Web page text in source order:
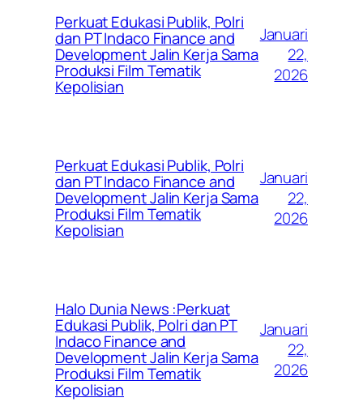
Perkuat Edukasi Publik, Polri
dan PT Indaco Finance and
Development Jalin Kerja Sama
Produksi Film Tematik
Kepolisian
Januari
22,
2026
Perkuat Edukasi Publik, Polri
dan PT Indaco Finance and
Development Jalin Kerja Sama
Produksi Film Tematik
Kepolisian
Januari
22,
2026
Halo Dunia News :Perkuat
Edukasi Publik, Polri dan PT
Indaco Finance and
Development Jalin Kerja Sama
Produksi Film Tematik
Kepolisian
Januari
22,
2026